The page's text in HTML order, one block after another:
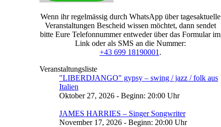
Wenn ihr regelmässig durch WhatsApp über tagesaktuelle
Veranstaltungen Bescheid wissen möchtet, dann sendet
bitte Eure Telefonnummer entweder über das Formular im
Link oder als SMS an die Nummer:
+43 699 18190001 .
Veranstaltungsliste
"LIBERDJANGO" gypsy – swing / jazz / folk aus
Italien
Oktober 27, 2026 - Beginn: 20:00 Uhr
JAMES HARRIES – Singer Songwriter
November 17, 2026 - Beginn: 20:00 Uhr